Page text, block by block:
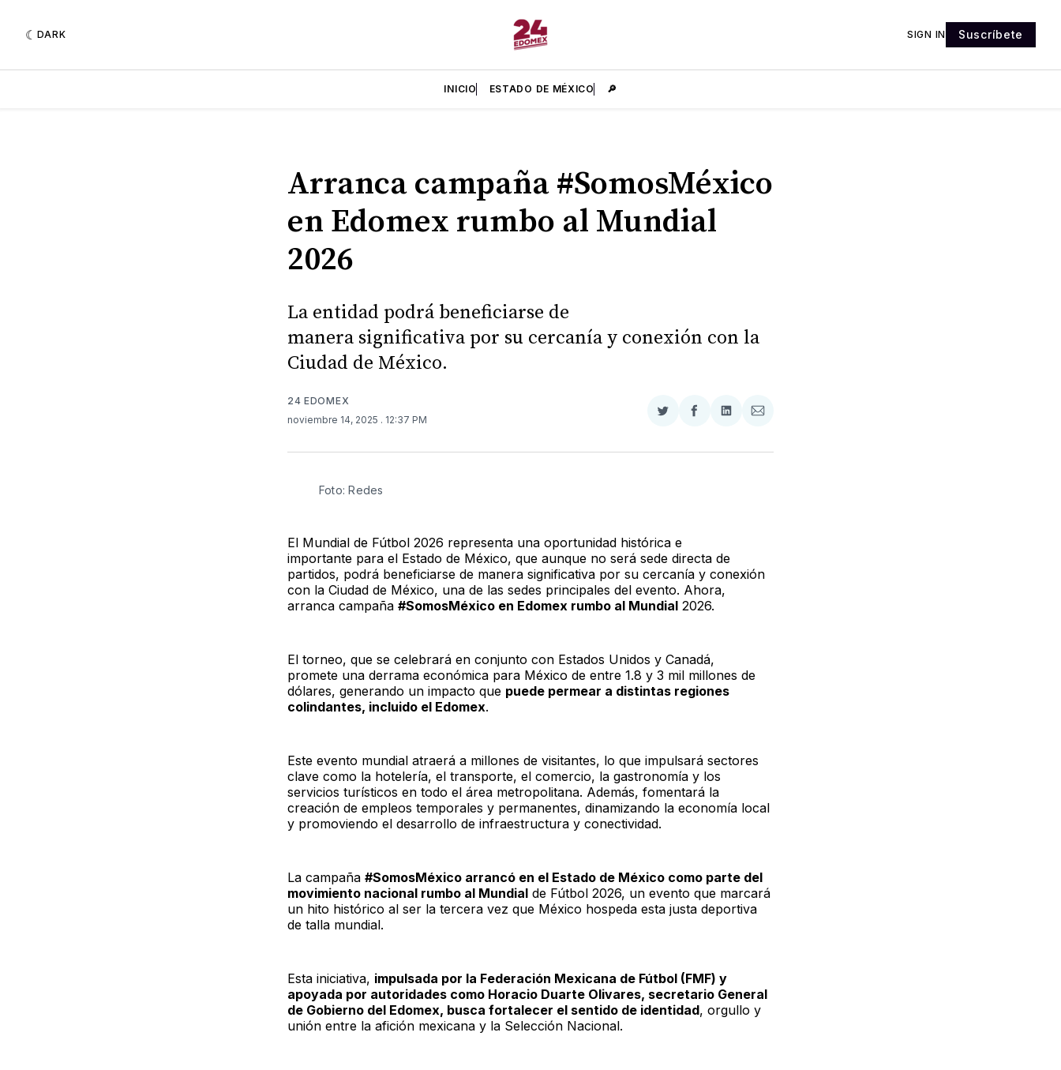
DARK SIGN IN Suscríbete
INICIO ESTADO DE MÉXICO 🔎
Arranca campaña #SomosMéxico
en Edomex rumbo al Mundial
2026
La entidad podrá beneficiarse de
manera significativa por su cercanía y conexión con la
Ciudad de México.
24 EDOMEX
noviembre 14, 2025 . 12:37 PM
Compartir
Twitter
Compartir
Facebook
Compartir
LinkedIn
Compartir
Email
Foto: Redes
El Mundial de Fútbol 2026 representa una oportunidad histórica e
importante para el Estado de México, que aunque no será sede directa de
partidos, podrá beneficiarse de manera significativa por su cercanía y conexión
con la Ciudad de México, una de las sedes principales del evento. Ahora,
arranca campaña #SomosMéxico en Edomex rumbo al Mundial2026.
El torneo, que se celebrará en conjunto con Estados Unidos y Canadá,
promete una derrama económica para México de entre 1.8 y 3 mil millones de
dólares, generando un impacto que puede permear a distintas regiones
colindantes, incluido el Edomex.
Este evento mundial atraerá a millones de visitantes, lo que impulsará sectores
clave como la hotelería, el transporte, el comercio, la gastronomía y los
servicios turísticos en todo el área metropolitana. Además, fomentará la
creación de empleos temporales y permanentes, dinamizando la economía local
y promoviendo el desarrollo de infraestructura y conectividad.
La campaña #SomosMéxico arrancó en el Estado de México como parte del
movimiento nacional rumbo al Mundialde Fútbol 2026, un evento que marcará
un hito histórico al ser la tercera vez que México hospeda esta justa deportiva
de talla mundial.
Esta iniciativa, impulsada por la Federación Mexicana de Fútbol (FMF) y
apoyada por autoridades como Horacio Duarte Olivares, secretario General
de Gobierno del Edomex, busca fortalecer el sentido de identidad, orgullo y
unión entre la afición mexicana y la Selección Nacional.